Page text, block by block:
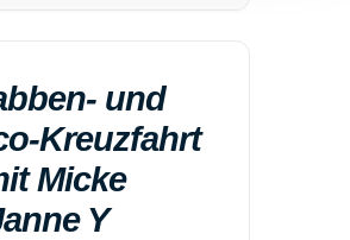
und
Kreuzfahrt
Micke
Y